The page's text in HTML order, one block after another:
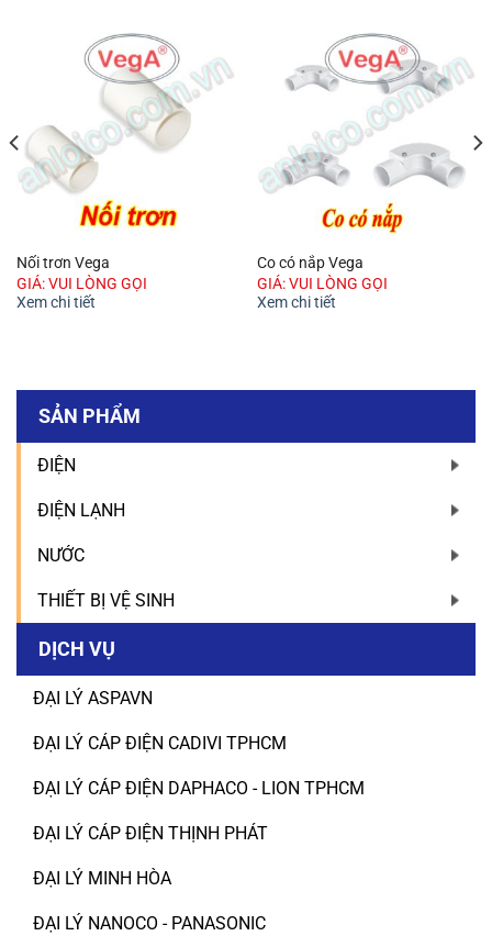
SẢN PHẨM
ĐIỆN
ĐIỆN LẠNH
NƯỚC
THIẾT BỊ VỆ SINH
DỊCH VỤ
ĐẠI LÝ ASPAVN
ĐẠI LÝ CÁP ĐIỆN CADIVI TPHCM
ĐẠI LÝ CÁP ĐIỆN DAPHACO - LION TPHCM
ĐẠI LÝ CÁP ĐIỆN THỊNH PHÁT
ĐẠI LÝ MINH HÒA
ĐẠI LÝ NANOCO - PANASONIC
Nối trơn Vega
GIÁ: VUI LÒNG GỌI
Xem chi tiết
Co có nắp Vega
GIÁ: VUI LÒNG GỌI
Xem chi tiết